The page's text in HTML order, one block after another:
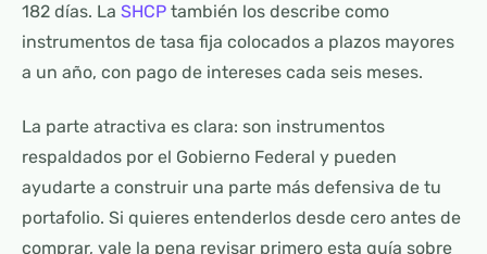
182 días. La SHCP también los describe como
instrumentos de tasa fija colocados a plazos mayores
a un año, con pago de intereses cada seis meses.
La parte atractiva es clara: son instrumentos
respaldados por el Gobierno Federal y pueden
ayudarte a construir una parte más defensiva de tu
portafolio. Si quieres entenderlos desde cero antes de
comprar, vale la pena revisar primero esta guía sobre